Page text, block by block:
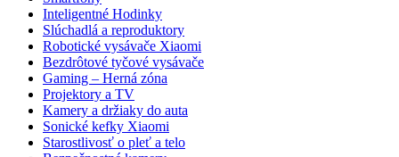
Inteligentné Hodinky
Slúchadlá a reproduktory
Robotické vysávače Xiaomi
Bezdrôtové tyčové vysávače
Gaming – Herná zóna
Projektory a TV
Kamery a držiaky do auta
Sonické kefky Xiaomi
Starostlivosť o pleť a telo